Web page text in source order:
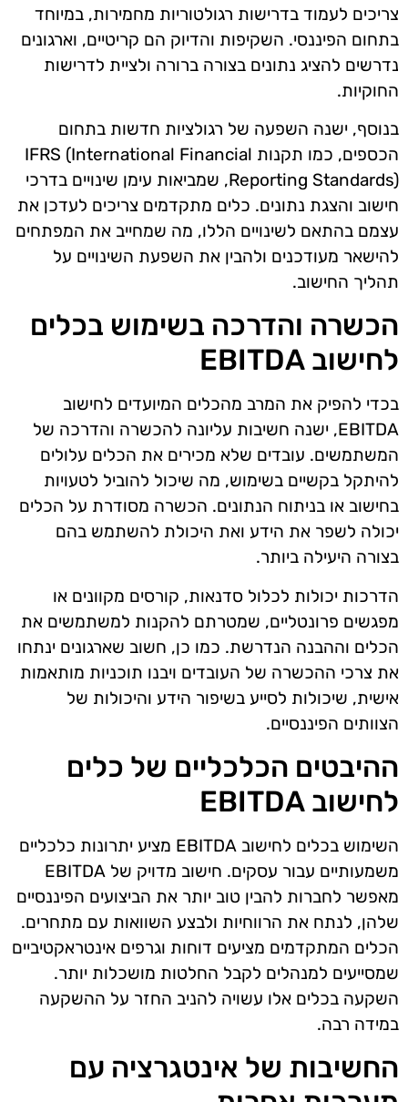
צריכים לעמוד בדרישות רגולטוריות מחמירות, במיוחד
בתחום הפיננסי. השקיפות והדיוק הם קריטיים, וארגונים
נדרשים להציג נתונים בצורה ברורה ולציית לדרישות
החוקיות.
בנוסף, ישנה השפעה של רגולציות חדשות בתחום
הכספים, כמו תקנות IFRS (International Financial
Reporting Standards), שמביאות עימן שינויים בדרכי
חישוב והצגת נתונים. כלים מתקדמים צריכים לעדכן את
עצמם בהתאם לשינויים הללו, מה שמחייב את המפתחים
להישאר מעודכנים ולהבין את השפעת השינויים על
תהליך החישוב.
הכשרה והדרכה בשימוש בכלים
לחישוב EBITDA
בכדי להפיק את המרב מהכלים המיועדים לחישוב
EBITDA, ישנה חשיבות עליונה להכשרה והדרכה של
המשתמשים. עובדים שלא מכירים את הכלים עלולים
להיתקל בקשיים בשימוש, מה שיכול להוביל לטעויות
בחישוב או בניתוח הנתונים. הכשרה מסודרת על הכלים
יכולה לשפר את הידע ואת היכולת להשתמש בהם
בצורה היעילה ביותר.
הדרכות יכולות לכלול סדנאות, קורסים מקוונים או
מפגשים פרונטליים, שמטרתם להקנות למשתמשים את
הכלים וההבנה הנדרשת. כמו כן, חשוב שארגונים ינתחו
את צרכי ההכשרה של העובדים ויבנו תוכניות מותאמות
אישית, שיכולות לסייע בשיפור הידע והיכולות של
הצוותים הפיננסיים.
ההיבטים הכלכליים של כלים
לחישוב EBITDA
השימוש בכלים לחישוב EBITDA מציע יתרונות כלכליים
משמעותיים עבור עסקים. חישוב מדויק של EBITDA
מאפשר לחברות להבין טוב יותר את הביצועים הפיננסיים
שלהן, לנתח את הרווחיות ולבצע השוואות עם מתחרים.
הכלים המתקדמים מציעים דוחות וגרפים אינטראקטיביים
שמסייעים למנהלים לקבל החלטות מושכלות יותר.
השקעה בכלים אלו עשויה להניב החזר על ההשקעה
במידה רבה.
החשיבות של אינטגרציה עם